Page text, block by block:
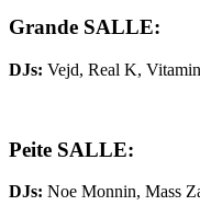
Grande SALLE:
DJs: Vejd, Real K,
Peite SALLE:
DJs: Noe Monnin, Mass